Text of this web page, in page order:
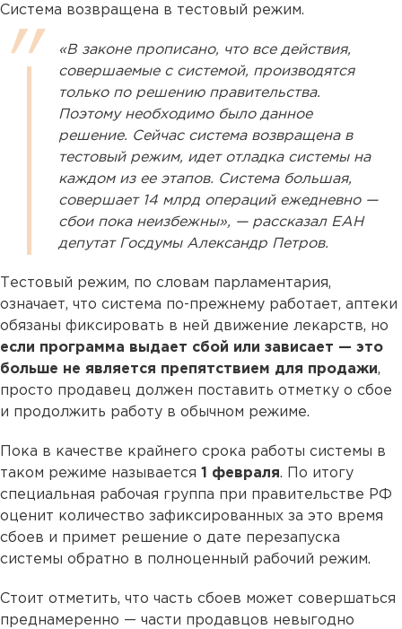
Система возвращена в тестовый режим.
«В законе прописано, что все действия,
совершаемые с системой, производятся
только по решению правительства.
Поэтому необходимо было данное
решение. Сейчас система возвращена в
тестовый режим, идет отладка системы на
каждом из ее этапов. Система большая,
совершает 14 млрд операций ежедневно —
сбои пока неизбежны», — рассказал ЕАН
депутат Госдумы Александр Петров.
Тестовый режим, по словам парламентария,
означает, что система по-прежнему работает, аптеки
обязаны фиксировать в ней движение лекарств, но
если программа выдает сбой или зависает — это
больше не является препятствием для продажи,
просто продавец должен поставить отметку о сбое
и продолжить работу в обычном режиме.
Пока в качестве крайнего срока работы системы в
таком режиме называется 1 февраля. По итогу
специальная рабочая группа при правительстве РФ
оценит количество зафиксированных за это время
сбоев и примет решение о дате перезапуска
системы обратно в полноценный рабочий режим.
Стоит отметить, что часть сбоев может совершаться
преднамеренно — части продавцов невыгодно